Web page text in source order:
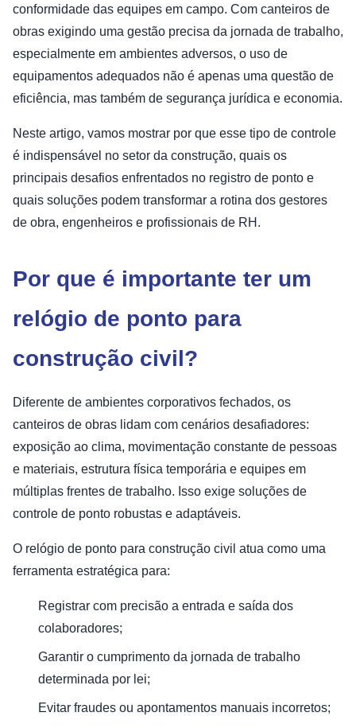
conformidade das equipes em campo. Com canteiros de
obras exigindo uma gestão precisa da jornada de trabalho,
especialmente em ambientes adversos, o uso de
equipamentos adequados não é apenas uma questão de
eficiência, mas também de segurança jurídica e economia.
Neste artigo, vamos mostrar por que esse tipo de controle
é indispensável no setor da construção, quais os
principais desafios enfrentados no registro de ponto e
quais soluções podem transformar a rotina dos gestores
de obra, engenheiros e profissionais de RH.
Por que é importante ter um
relógio de ponto para
construção civil?
Diferente de ambientes corporativos fechados, os
canteiros de obras lidam com cenários desafiadores:
exposição ao clima, movimentação constante de pessoas
e materiais, estrutura física temporária e equipes em
múltiplas frentes de trabalho. Isso exige soluções de
controle de ponto robustas e adaptáveis.
O relógio de ponto para construção civil atua como uma
ferramenta estratégica para:
Registrar com precisão a entrada e saída dos
colaboradores;
Garantir o cumprimento da jornada de trabalho
determinada por lei;
Evitar fraudes ou apontamentos manuais incorretos;